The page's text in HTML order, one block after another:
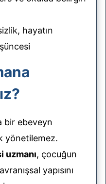
hayatın
bir ebeveyn
yönetilemez.
, çocuğun
yapısını